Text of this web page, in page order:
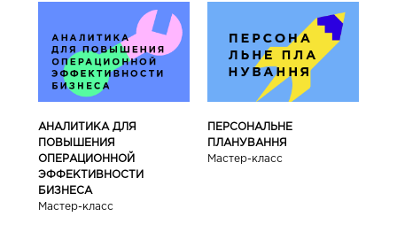
АНАЛИТИКА ДЛЯ
ПОВЫШЕНИЯ
ОПЕРАЦИОННОЙ
ЭФФЕКТИВНОСТИ
БИЗНЕСА
Мастер-класс
ПЕРСОНАЛЬНЕ
ПЛАНУВАННЯ
Мастер-класс